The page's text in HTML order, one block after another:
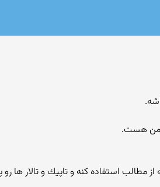
هست.
مطالب استفاده كنه و تاپیك و تالار ها رو